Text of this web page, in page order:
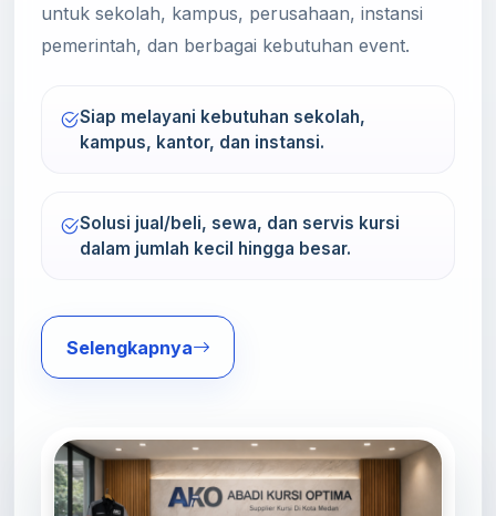
untuk sekolah, kampus, perusahaan, instansi
pemerintah, dan berbagai kebutuhan event.
Siap melayani kebutuhan sekolah,
kampus, kantor, dan instansi.
Solusi jual/beli, sewa, dan servis kursi
dalam jumlah kecil hingga besar.
Selengkapnya